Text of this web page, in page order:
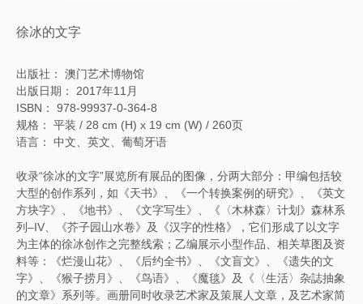
徐冰的文字
出版社： 澳门艺术博物馆
出版日期： 2017年11月
ISBN： 978-99937-0-364-8
规格： 平装 / 28 cm (H) x 19 cm (W) / 260页
语言： 中文、英文、葡萄牙语
收录“徐冰的文字”展览所有展品的图像，分两大部分：甲编包括较
大型的创作系列，如《天书》、《一个转换案例的研究》、《英文
方块字》、《地书》、《文字写生》、《〈木林森〉计划》森林系
列–IV、《芥子园山水卷》及《汉字的性格》，它们形成了以文字
为主体的徐冰创作之完整线索；乙编展示小型作品、相关草图及资
料等：《烂漫山花》、《后约全书》、《文盲文》、《遗失的文
字》、《猴子捞月》、《鸟语》、《魔毯》及《〈生活〉杂誌抽象
的文章》系列等。画册同时收录艺术家及策展人文章，及艺术家简